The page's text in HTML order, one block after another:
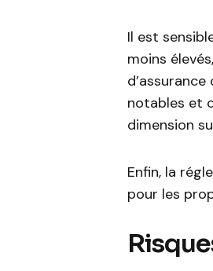
Il est
moins
notables et
dimension
Enfin, la
pour les